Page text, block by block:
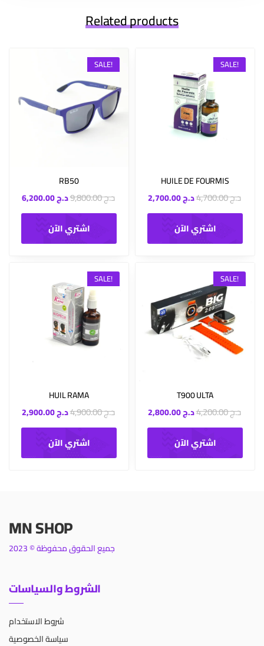
Related products
SALE!
RB50
د.ج6,200.00 د.ج9,800.00
اشتري الآن
SALE!
HUILE DE FOURMIS
د.ج2,700.00 د.ج4,700.00
اشتري الآن
SALE!
HUIL RAMA
د.ج2,900.00 د.ج4,900.00
اشتري الآن
SALE!
T900 ULTA
د.ج2,800.00 د.ج4,200.00
اشتري الآن
MN SHOP
جميع الحقوق محفوظة © 2023
الشروط والسياسات
شروط الاستخدام
سياسة الخصوصية